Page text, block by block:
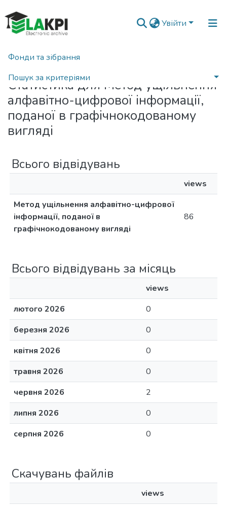
Увійти
Фонди та зібрання
Пошук за критеріями
Головна Статистика
Статистика для Метод ущільнення
алфавітно-цифрової інформації,
поданої в графічнокодованому
вигляді
Всього відвідувань
views
Метод ущільнення алфавітно-цифрової
інформації, поданої в
графічнокодованому вигляді
86
Всього відвідувань за місяць
views
лютого 2026
0
березня 2026
0
квітня 2026
0
травня 2026
0
червня 2026
2
липня 2026
0
серпня 2026
0
Скачувань файлів
views